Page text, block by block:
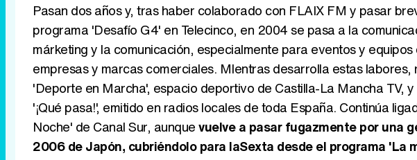
Pasan dos años y, tras haber colaborado con FLAIX FM y pasar
programa 'Desafío G4' en Telecinco, en 2004 se pasa a la
márketing y la comunicación, especialmente para eventos y
empresas y marcas comerciales. MIentras desarrolla estas
'Deporte en Marcha', espacio deportivo de Castilla-La Mancha TV,
'¡Qué pasa!', emitido en radios locales de toda España. Continúa
Noche' de Canal Sur, aunquevuelve a pasar fugazmente por una
2006 de Japón, cubriéndolo para laSexta desde el programa 'La